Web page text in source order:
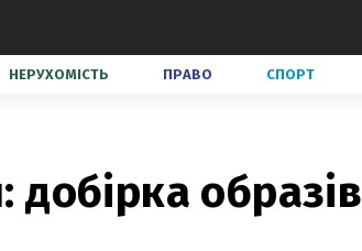
НЕРУХОМІСТЬ ПРАВО СПОРТ
образів